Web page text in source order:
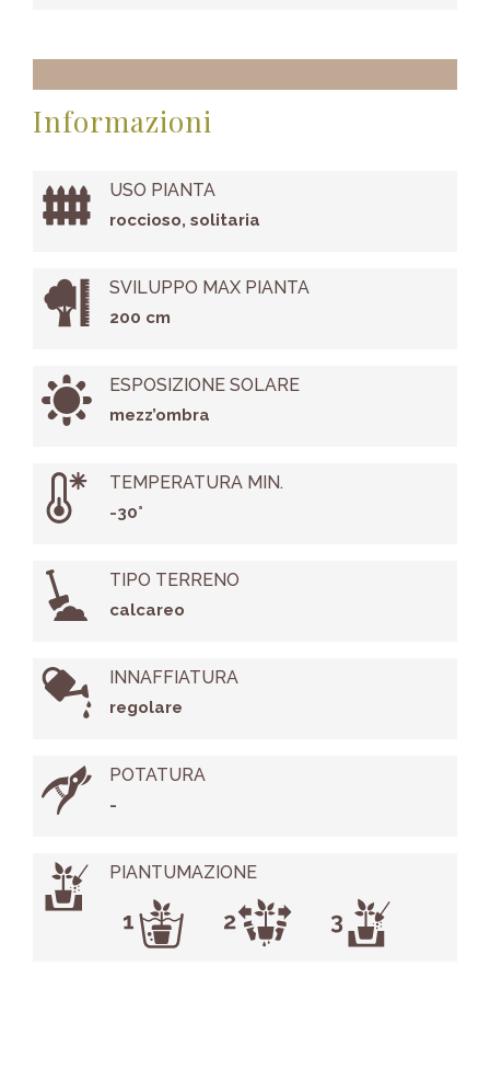
Informazioni
USO PIANTA
roccioso, solitaria
SVILUPPO MAX PIANTA
200 cm
ESPOSIZIONE SOLARE
mezz’ombra
TEMPERATURA MIN.
-30°
TIPO TERRENO
calcareo
INNAFFIATURA
regolare
POTATURA
-
PIANTUMAZIONE